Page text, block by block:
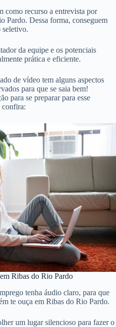
como recurso a entrevista por
Pardo. Dessa forma, conseguem
seletivo.
da equipe e os potenciais
prática e eficiente.
de vídeo tem alguns aspectos
para que se saia bem!
para se preparar para esse
confira:
Ribas do Rio Pardo
tenha áudio claro, para que
te ouça em Ribas do Rio Pardo.
um lugar silencioso para fazer o